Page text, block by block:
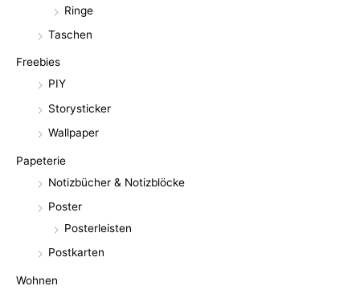
Ringe
Taschen
Freebies
PIY
Storysticker
Wallpaper
Papeterie
Notizbücher & Notizblöcke
Poster
Posterleisten
Postkarten
Wohnen